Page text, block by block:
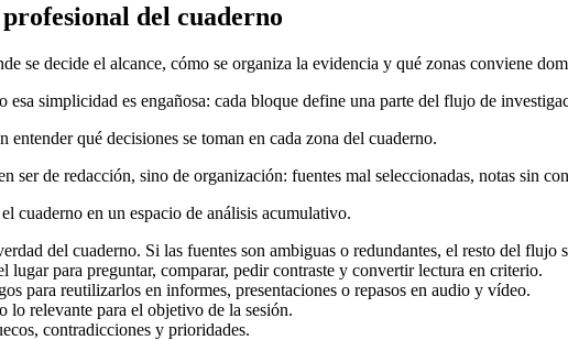
del cuaderno
se decide el alcance, cómo se organiza la evidencia y qué zonas conviene
simplicidad es engañosa: cada bloque define una parte del flujo de
qué decisiones se toman en cada zona del cuaderno.
ser de redacción, sino de organización: fuentes mal seleccionadas, notas sin
cuaderno en un espacio de análisis acumulativo.
del cuaderno. Si las fuentes son ambiguas o redundantes, el resto del flujo
lugar para preguntar, comparar, pedir contraste y convertir lectura en criterio.
para reutilizarlos en informes, presentaciones o repasos en audio y vídeo.
lo relevante para el objetivo de la sesión.
contradicciones y prioridades.